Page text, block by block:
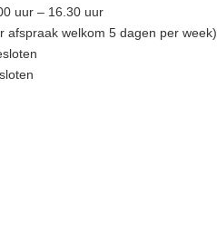
uur – 16.30 uur
afspraak welkom 5 dagen per week)